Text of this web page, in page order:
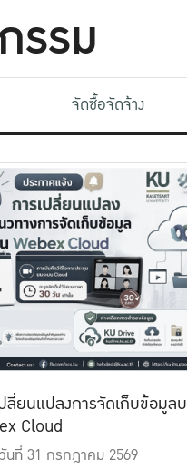
รรม
จัดซื้อจัดจ้าง
ลี่ยนแปลงการจัดเก็บข้อมูล
Cloud
นที่ 31 กรกฎาคม 2569